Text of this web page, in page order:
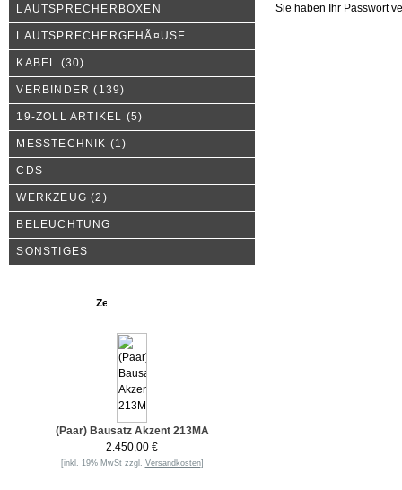
LAUTSPRECHERBOXEN
LAUTSPRECHERGEHÃ¤USE
KABEL (30)
VERBINDER (139)
19-ZOLL ARTIKEL (5)
MESSTECHNIK (1)
CDS
WERKZEUG (2)
BELEUCHTUNG
SONSTIGES
(Paar) Bausatz Akzent 213MA
2.450,00 €
[inkl. 19% MwSt zzgl. Versandkosten]
Sie haben Ihr Passwort